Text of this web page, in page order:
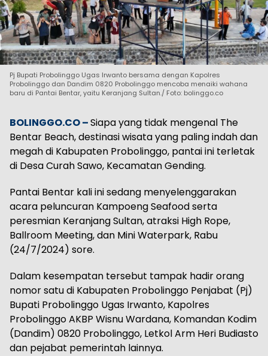
Pj Bupati Probolinggo Ugas Irwanto bersama dengan Kapolres
Probolinggo dan Dandim 0820 Probolinggo mencoba menaiki wahana
baru di Pantai Bentar, yaitu Keranjang Sultan./ Foto: bolinggo.co
BOLINGGO.CO –Siapa yang tidak mengenal The
Bentar Beach, destinasi wisata yang paling indah dan
megah di Kabupaten Probolinggo, pantai ini terletak
di Desa Curah Sawo, Kecamatan Gending.
Pantai Bentar kali ini sedang menyelenggarakan
acara peluncuran Kampoeng Seafood serta
peresmian Keranjang Sultan, atraksi High Rope,
Ballroom Meeting, dan Mini Waterpark, Rabu
(24/7/2024) sore.
Dalam kesempatan tersebut tampak hadir orang
nomor satu di Kabupaten Probolinggo Penjabat (Pj)
Bupati Probolinggo Ugas Irwanto, Kapolres
Probolinggo AKBP Wisnu Wardana, Komandan Kodim
(Dandim) 0820 Probolinggo, Letkol Arm Heri Budiasto
dan pejabat pemerintah lainnya.